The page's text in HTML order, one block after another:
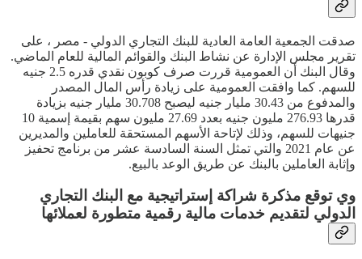
صدقت الجمعية العامة العادية للبنك التجاري الدولي - مصر ، على
تقرير مجلس الإدارة عن نشاط البنك والقوائم المالية للعام الماضي.
وقال البنك أن العمومية قررت صرف كوبون نقدي قدره 2.5 جنيه
للسهم. كما وافقت العمومية على زيادة رأس المال المصدر
والمدفوع من 30.43 مليار جنيه ليصبح 30.708 مليار جنيه بزيادة
قدرها 276.93 مليون جنيه بعدد 27.69 مليون سهم بقيمة إسمية 10
جنيهات للسهم، وذلك لإتاحة الأسهم المستحقة للعاملين والمديرين
عن عام 2021 والتي تمثل السنة السادسة عشر من برنامج تحفيز
وإثابة العاملين بالبنك عن طريق الوعد بالبيع.
وي توقع مذكرة شراكة إستراتيجية مع البنك التجاري
الدولي لتقديم خدمات مالية رقمية متطورة لعملائها